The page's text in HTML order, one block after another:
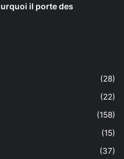
il porte des
(28)
(22)
(158)
(15)
(37)